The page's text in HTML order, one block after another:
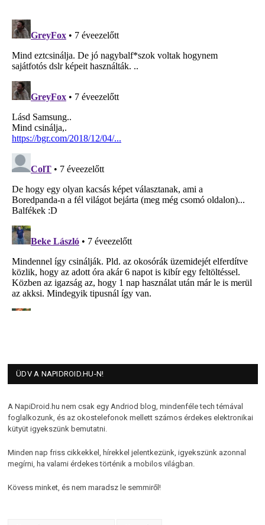
ÜDV A NAPIDROID.HU-N!
A NapiDroid.hu nem csak egy Andriod blog, mindenféle tech témával
foglalkozunk, és az okostelefonok mellett számos érdekes elektronikai
kütyüt igyekszünk bemutatni.
Minden nap friss cikkekkel, hírekkel jelentkezünk, igyekszünk azonnal
megírni, ha valami érdekes történik a mobilos világban.
Kövess minket, és nem maradsz le semmiről!